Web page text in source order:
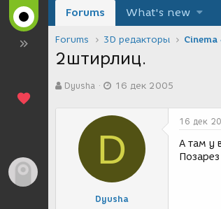
Forums What's new
Forums 3D редакторы Cinema
2штирлиц.
в
Dyusha
а
а
о
д
и
16 дек 2005
D
Dyusha
16 дек
А там у